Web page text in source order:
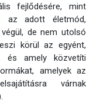
fejlődésére, mint
az adott életmód,
de nem utolsó
körül az egyént,
és amely közvetíti
amelyek az
várnak